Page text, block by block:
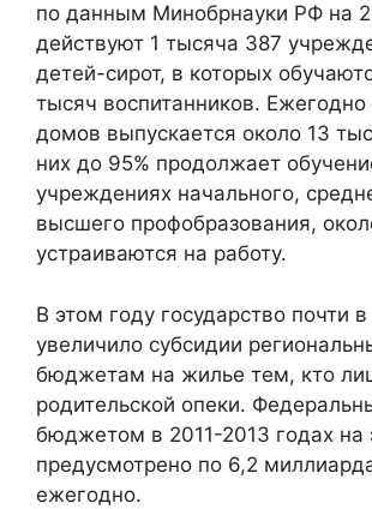
по данным Минобрнауки РФ на
действуют 1 тысяча 387
детей-сирот, в которых
тысяч воспитанников. Ежегодно
домов выпускается около 13
них до 95% продолжает
учреждениях начального,
высшего профобразования,
устраиваются на работу.
В этом году государство почти
увеличило субсидии
бюджетам на жилье тем, кто
родительской опеки.
бюджетом в 2011-2013 годах на
предусмотрено по 6,2
ежегодно.